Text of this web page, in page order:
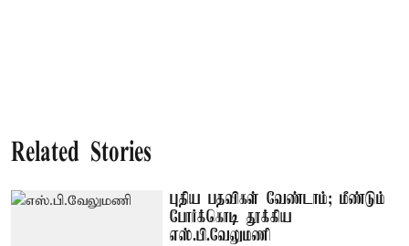
Related Stories
புதிய பதவிகள் வேண்டாம்; மீண்டும்
போர்க்கொடி தூக்கிய
எஸ்.பி.வேலுமணி